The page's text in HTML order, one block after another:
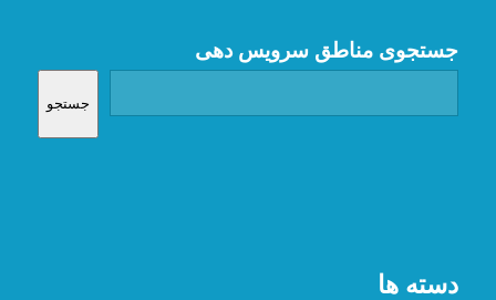
جستجوی مناطق سرویس دهی
جستجو
دسته ها